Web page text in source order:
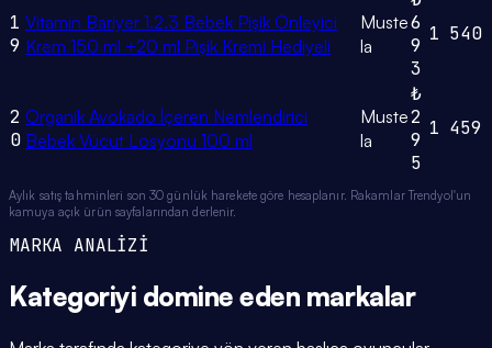
1
9
Vitamin Bariyer 1.2.3 Bebek Pişik Önleyici
Krem 150 ml +20 ml Pişik Kremi Hediyeli
Muste
la
6
9
3
1 540
2
0
Organik Avokado İçeren Nemlendirici
Bebek Vücut Losyonu 100 ml
Muste
la
₺
2
9
5
1 459
Aylık satış tahminleri son 30 günlük harekete göre hesaplanır. Rakamlar Trendyol'un
kamuya açık ürün sayfalarından derlenir.
MARKA ANALİZİ
Kategoriyi domine eden markalar